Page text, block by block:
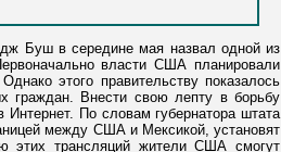
Буш в середине мая назвал одной из
власти США планировали
этого правительству показалось
граждан. Внести свою лепту в борьбу
По словам губернатора штата
между США и Мексикой, установят
этих трансляций жители США смогут